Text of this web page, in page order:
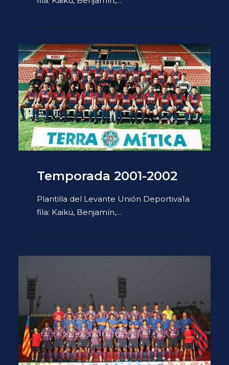
Temporada 2001-2002
Plantilla del Levante Unión Deportiva1a
fila: Kaiku, Benjamín,…